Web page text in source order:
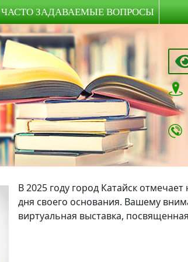
ЧАСТО ЗАДАВАЕМЫЕ ВОПРОСЫ
В 2025 году город Катайск
дня своего основания. Вашему
виртуальная выставка,